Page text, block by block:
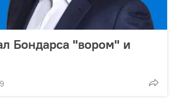
Бондарса "вором" и